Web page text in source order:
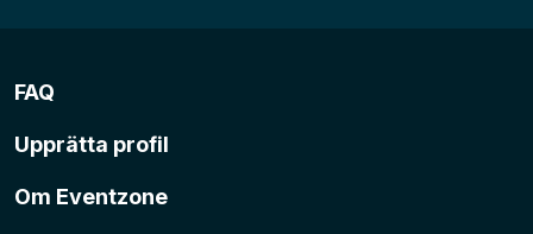
FAQ
Upprätta profil
Om Eventzone